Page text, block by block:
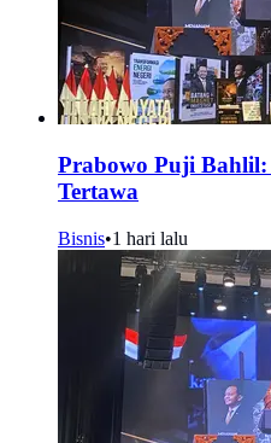
Prabowo Puji
Tertawa
Bisnis•1 hari lalu